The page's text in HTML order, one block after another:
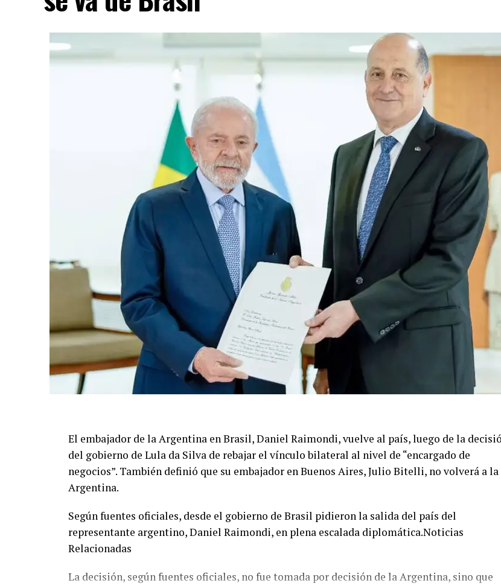
El embajador de la Argentina en Brasil, Daniel Raimondi, vuelve al país, luego de la
del gobierno de Lula da Silva de rebajar el vínculo bilateral al nivel de “encargado de
negocios”. También definió que su embajador en Buenos Aires, Julio Bitelli, no volverá a la
Argentina.
Según fuentes oficiales, desde el gobierno de Brasil pidieron la salida del país del
representante argentino, Daniel Raimondi, en plena escalada diplomática.Noticias
Relacionadas
La decisión, según fuentes oficiales, no fue tomada por decisión de la Argentina, sino que